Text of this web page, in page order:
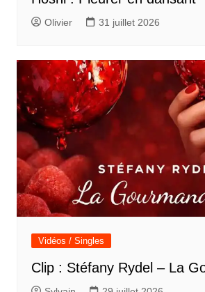
Olivier 31 juillet 2026
Vidéos / Singles
Clip : Stéfany Rydel – La